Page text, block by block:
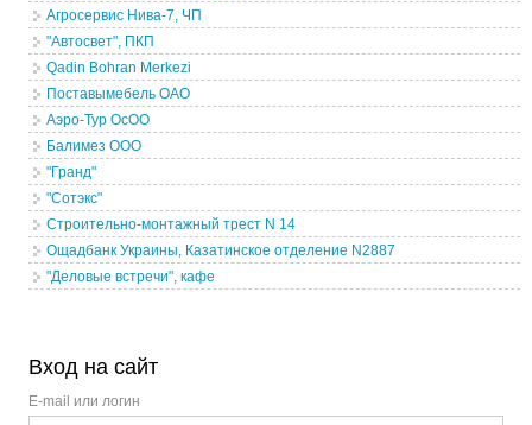
Агросервис Нива-7, ЧП
"Автосвет", ПКП
Qadin Bohran Merkezi
Поставымебель ОАО
Аэро-Тур ОсОО
Балимез ООО
"Гранд"
"Сотэкс"
Строительно-монтажный трест N 14
Ощадбанк Украины, Казатинское отделение N2887
"Деловые встречи", кафе
Вход на сайт
E-mail или логин